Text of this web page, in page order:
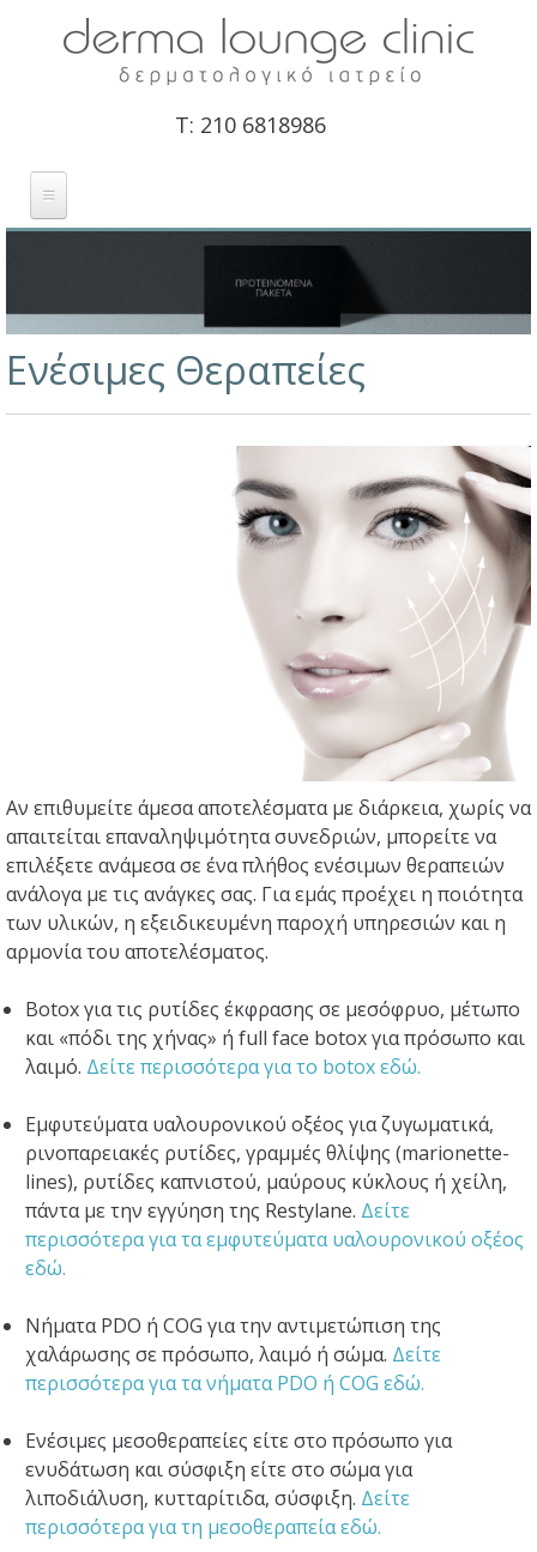
Κλινική
Τ: 210 6818986
ΔΕΡΜΑΤΟΛΟΓΙΚΕΣ ΠΑΘΗΣΕΙΣ
Είστε εδώ
Ενέσιμες Θεραπείες
Αν επιθυμείτε άμεσα αποτελέσματα με διάρκεια, χωρίς να
απαιτείται επαναληψιμότητα συνεδριών, μπορείτε να
επιλέξετε ανάμεσα σε ένα πλήθος ενέσιμων θεραπειών
ανάλογα με τις ανάγκες σας. Για εμάς προέχει η ποιότητα
των υλικών, η εξειδικευμένη παροχή υπηρεσιών και η
αρμονία του αποτελέσματος.
Botox για τις ρυτίδες έκφρασης σε μεσόφρυο, μέτωπο
και «πόδι της χήνας» ή full face botox για πρόσωπο και
λαιμό. Δείτε περισσότερα για το botox εδώ.
Εμφυτεύματα υαλουρονικού οξέος για ζυγωματικά,
ρινοπαρειακές ρυτίδες, γραμμές θλίψης (marionette-
lines), ρυτίδες καπνιστού, μαύρους κύκλους ή χείλη,
πάντα με την εγγύηση της Restylane. Δείτε
περισσότερα για τα εμφυτεύματα υαλουρονικού οξέος
εδώ.
Νήματα PDO ή COG για την αντιμετώπιση της
χαλάρωσης σε πρόσωπο, λαιμό ή σώμα. Δείτε
περισσότερα για τα νήματα PDO ή COG εδώ.
Ενέσιμες μεσοθεραπείες είτε στο πρόσωπο για
ενυδάτωση και σύσφιξη είτε στο σώμα για
λιποδιάλυση, κυτταρίτιδα, σύσφιξη. Δείτε
περισσότερα για τη μεσοθεραπεία εδώ.